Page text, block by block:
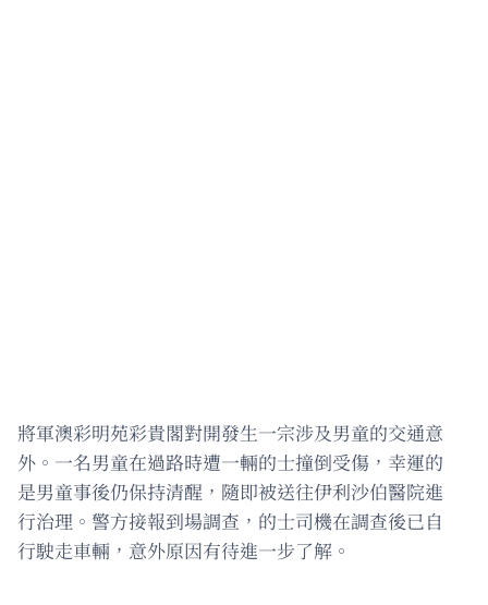
將軍澳彩明苑彩貴閣對開發生一宗涉及男童的交通意
外。一名男童在過路時遭一輛的士撞倒受傷，幸運的
是男童事後仍保持清醒，隨即被送往伊利沙伯醫院進
行治理。警方接報到場調查，的士司機在調查後已自
行駛走車輛，意外原因有待進一步了解。